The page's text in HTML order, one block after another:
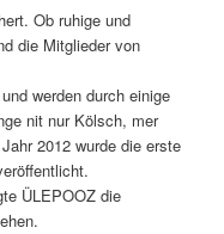
Ob ruhige und
die Mitglieder von
werden durch einige
nit nur Kölsch, mer
2012 wurde die erste
ÜLEPOOZ die